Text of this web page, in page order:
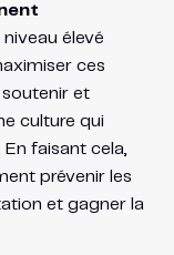
élevé
ces
et
culture qui
faisant cela,
prévenir les
et gagner la